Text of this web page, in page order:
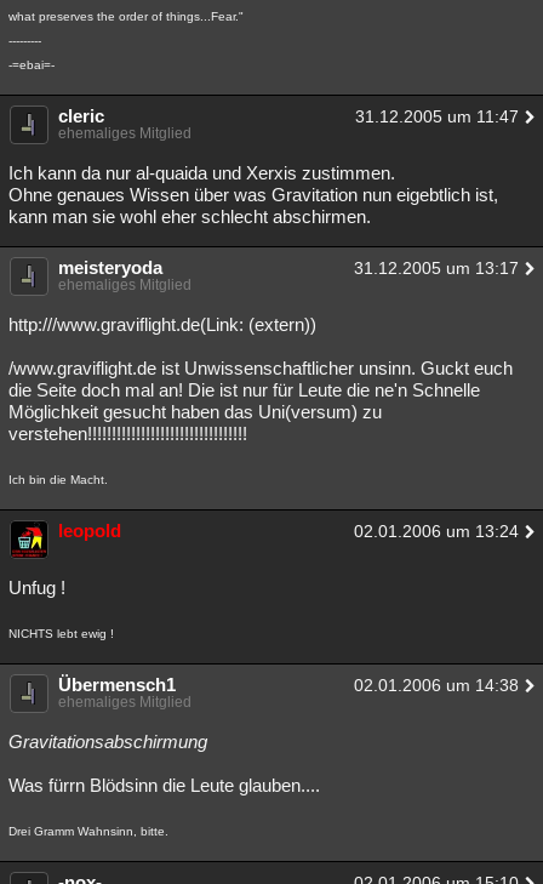
what preserves the order of things...Fear."
---------
-=ebai=-
cleric 31.12.2005 um 11:47
ehemaliges Mitglied
Ich kann da nur al-quaida und Xerxis zustimmen.
Ohne genaues Wissen über was Gravitation nun eigebtlich ist,
kann man sie wohl eher schlecht abschirmen.
meisteryoda 31.12.2005 um 13:17
ehemaliges Mitglied
http:///www.graviflight.de(Link: (extern))
/www.graviflight.de ist Unwissenschaftlicher unsinn. Guckt euch
die Seite doch mal an! Die ist nur für Leute die ne'n Schnelle
Möglichkeit gesucht haben das Uni(versum) zu
verstehen!!!!!!!!!!!!!!!!!!!!!!!!!!!!!!!!!
Ich bin die Macht.
leopold 02.01.2006 um 13:24
Unfug !
NICHTS lebt ewig !
Übermensch1 02.01.2006 um 14:38
ehemaliges Mitglied
Gravitationsabschirmung
Was fürrn Blödsinn die Leute glauben....
Drei Gramm Wahnsinn, bitte.